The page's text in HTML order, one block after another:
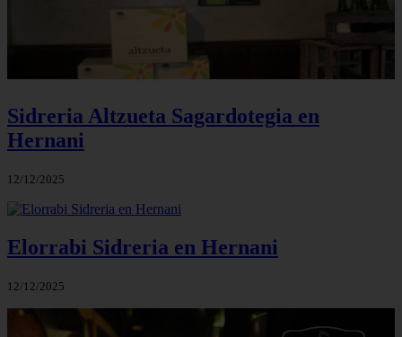
Sidreria Altzueta Sagardotegia en
Hernani
12/12/2025
Elorrabi Sidreria en Hernani
12/12/2025